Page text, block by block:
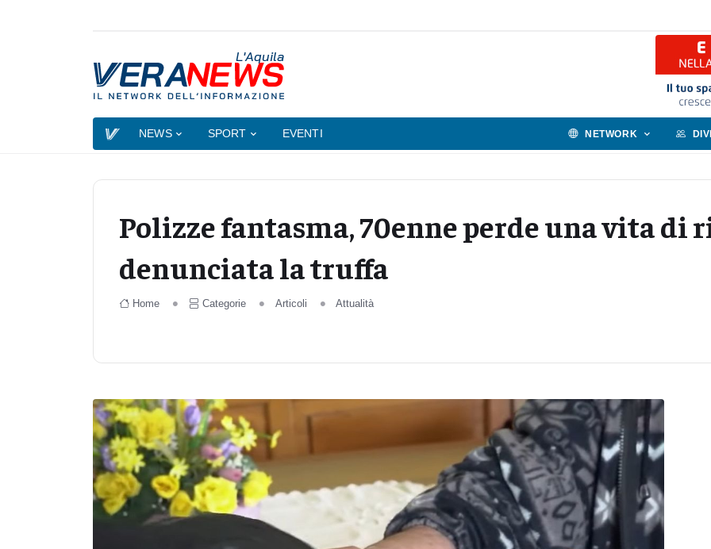
L'Aquila
NEWS SPORT EVENTI NETWORK
Polizze fantasma, 70enne perde una vita di
denunciata la truffa
Home Categorie Articoli Attualità